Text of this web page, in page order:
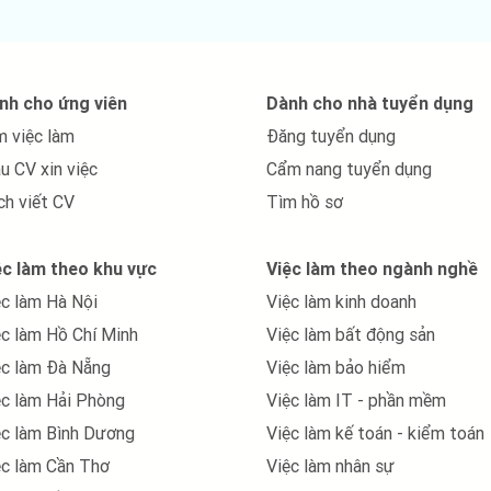
dự án chất lượng, chuyên nghiệp, chuẩn chỉnh:
xin việc hoạch định dự án online
quan đến việc hoạch định dự án, phần thông tin cá nhân là một
Những thông tin như họ và tên, ngày tháng năm sinh, giới tính,
thông tin định danh về ứng viên mà còn là yếu tố quyết định
cho ứng viên
việc làm
CV xin việc
viết CV
làm theo khu vực
làm Hà Nội
làm Hồ Chí Minh
làm Đà Nẵng
làm Hải Phòng
làm Bình Dương
làm Cần Thơ
Dành cho nhà tuyển dụng
Đăng tuyển dụng
Cẩm nang tuyển dụng
Tìm hồ sơ
Việc làm theo ngành nghề
Việc làm kinh doanh
Việc làm bất động sản
Việc làm bảo hiểm
Việc làm IT - phần mềm
Việc làm kế toán - kiểm toán
Việc làm nhân sự